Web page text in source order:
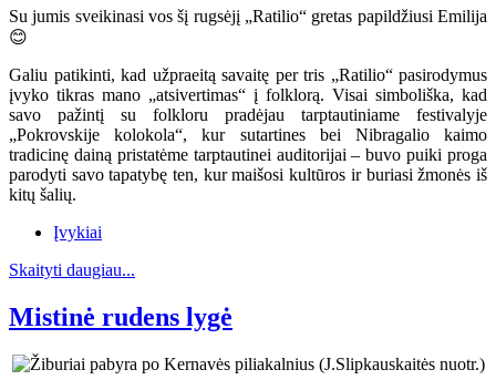
Su jumis sveikinasi vos šį rugsėjį „Ratilio“ gretas papildžiusi Emilija
😊
Galiu patikinti, kad užpraeitą savaitę per tris „Ratilio“ pasirodymus
įvyko tikras mano „atsivertimas“ į folklorą. Visai simboliška, kad
savo pažintį su folkloru pradėjau tarptautiniame festivalyje
„Pokrovskije kolokola“, kur sutartines bei Nibragalio kaimo
tradicinę dainą pristatėme tarptautinei auditorijai – buvo puiki proga
parodyti savo tapatybę ten, kur maišosi kultūros ir buriasi žmonės iš
kitų šalių.
Įvykiai
Skaityti daugiau...
Mistinė rudens lygė